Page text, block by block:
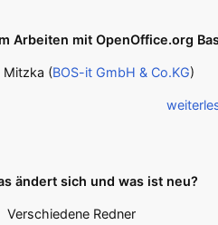
Arbeiten mit OpenOffice.org
Mitzka (BOS-it GmbH & Co.KG)
ändert sich und was ist neu?
Verschiedene Redner